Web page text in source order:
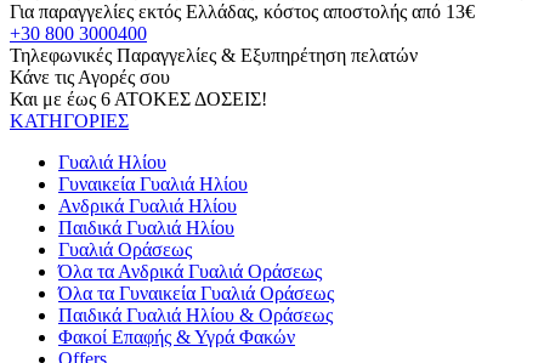
Για παραγγελίες εκτός Ελλάδας, κόστος αποστολής από 13€
+30 800 3000400
Τηλεφωνικές Παραγγελίες & Εξυπηρέτηση πελατών
Κάνε τις Αγορές σου
Και με έως 6 ΑΤΟΚΕΣ ΔΟΣΕΙΣ!
ΚΑΤΗΓΟΡΙΕΣ
Γυαλιά Ηλίου
Γυναικεία Γυαλιά Ηλίου
Ανδρικά Γυαλιά Ηλίου
Παιδικά Γυαλιά Ηλίου
Γυαλιά Οράσεως
Όλα τα Ανδρικά Γυαλιά Οράσεως
Όλα τα Γυναικεία Γυαλιά Οράσεως
Παιδικά Γυαλιά Ηλίου & Οράσεως
Φακοί Επαφής & Υγρά Φακών